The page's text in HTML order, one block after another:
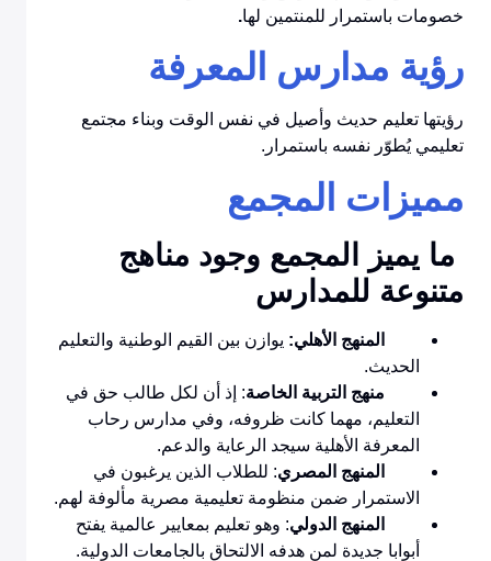
خصومات باستمرار للمنتمين لها.
رؤية مدارس المعرفة
رؤيتها تعليم حديث وأصيل في نفس الوقت وبناء مجتمع
تعليمي يُطوّر نفسه باستمرار.
مميزات المجمع
ما يميز المجمع وجود مناهج
متنوعة للمدارس
المنهج الأهلي: يوازن بين القيم الوطنية والتعليم
الحديث.
منهج التربية الخاصة: إذ أن لكل طالب حق في
التعليم، مهما كانت ظروفه، وفي مدارس رحاب
المعرفة الأهلية سيجد الرعاية والدعم.
المنهج المصري: للطلاب الذين يرغبون في
الاستمرار ضمن منظومة تعليمية مصرية مألوفة لهم.
المنهج الدولي: وهو تعليم بمعايير عالمية يفتح
أبوابا جديدة لمن هدفه الالتحاق بالجامعات الدولية.